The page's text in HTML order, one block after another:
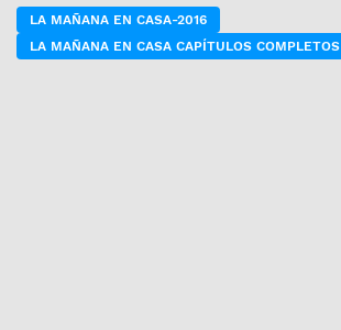
LA MAÑANA EN CASA-2016
LA MAÑANA EN CASA CAPÍTULOS COMPLETOS